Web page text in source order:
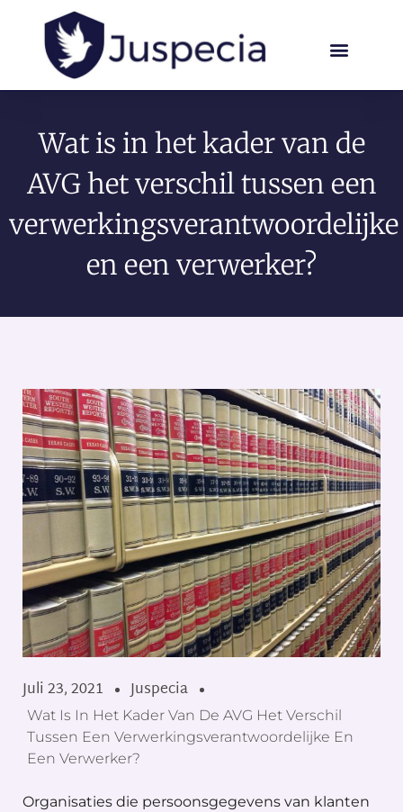
Wat is in het kader van de
AVG het verschil tussen een
verwerkingsverantwoordelijke
en een verwerker?
Juli 23, 2021 Juspecia
Wat Is In Het Kader Van De AVG Het Verschil
Tussen Een Verwerkingsverantwoordelijke En
Een Verwerker?
Organisaties die persoonsgegevens van klanten